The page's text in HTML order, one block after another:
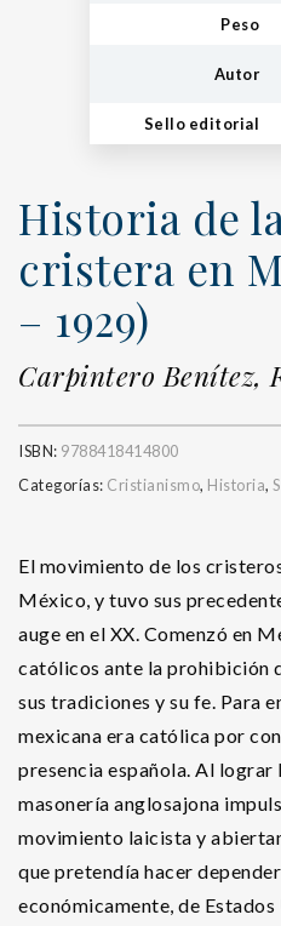
Peso
Autor
Sello editorial
Historia de
cristera en
– 1929)
Carpintero Benítez,
ISBN: 9788418414800
Categorías: Cristianismo, Historia,
El movimiento de los
México, y tuvo sus
auge en el XX. Comenzó en
católicos ante la prohibición
sus tradiciones y su fe. Para
mexicana era católica por
presencia española. Al lograr
masonería anglosajona
movimiento laicista y
que pretendía hacer
económicamente, de